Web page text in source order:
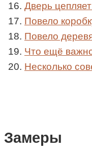
Дверь
Повело
Повело
Что ещё
Несколько
Замеры